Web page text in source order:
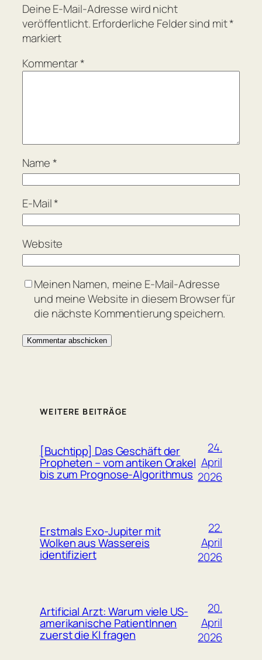
Deine E-Mail-Adresse wird nicht
veröffentlicht.Erforderliche Felder sind mit*
markiert
Kommentar*
Name*
E-Mail*
Website
Meinen Namen, meine E-Mail-Adresse
und meine Website in diesem Browser für
die nächste Kommentierung speichern.
WEITERE BEITRÄGE
[Buchtipp] Das Geschäft der
Propheten – vom antiken Orakel
bis zum Prognose-Algorithmus
24.
April
2026
Erstmals Exo-Jupiter mit
Wolken aus Wassereis
identifiziert
22.
April
2026
Artificial Arzt: Warum viele US-
amerikanische PatientInnen
zuerst die KI fragen
20.
April
2026